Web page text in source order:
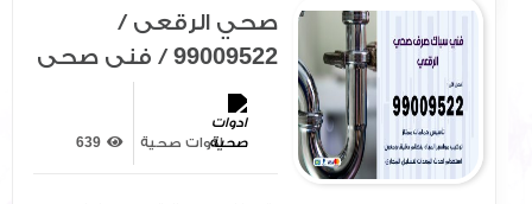
صحي الرقعى /
99009522 / فني صحي
/ سباك / ادوات صحية /
رقم صحي الرقعى
ادوات صحية